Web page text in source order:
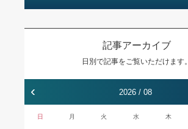
記事アーカイブ
日別で記事をご覧いただけます。
‹ 2026 / 08
日 月 火 水 木